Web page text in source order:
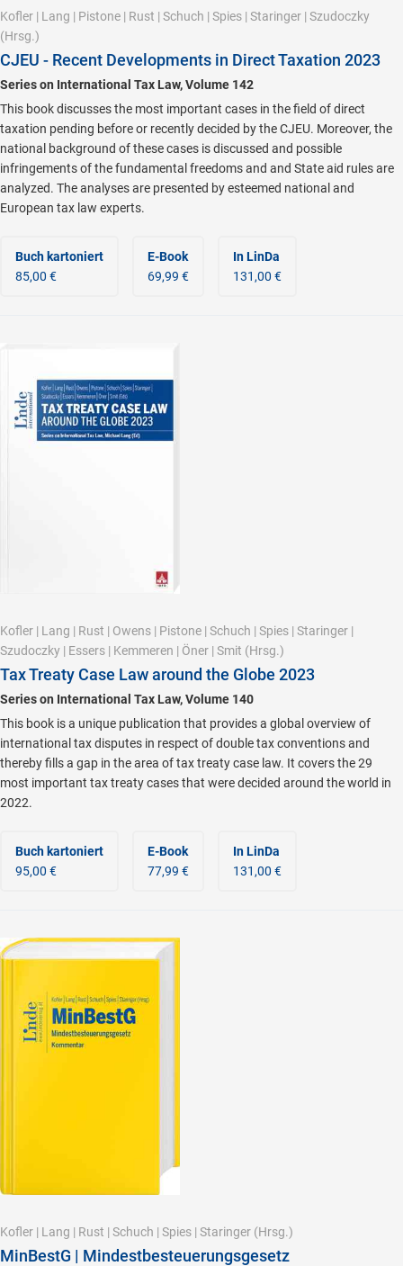
Kofler | Lang | Pistone | Rust | Schuch | Spies | Staringer | Szudoczky
(Hrsg.)
CJEU - Recent Developments in Direct Taxation 2023
Series on International Tax Law, Volume 142
This book discusses the most important cases in the field of direct
taxation pending before or recently decided by the CJEU. Moreover, the
national background of these cases is discussed and possible
infringements of the fundamental freedoms and and State aid rules are
analyzed. The analyses are presented by esteemed national and
European tax law experts.
Buch kartoniert
85,00 €
E-Book
69,99 €
In LinDa
131,00 €
Kofler | Lang | Rust | Owens | Pistone | Schuch | Spies | Staringer |
Szudoczky | Essers | Kemmeren | Öner | Smit (Hrsg.)
Tax Treaty Case Law around the Globe 2023
Series on International Tax Law, Volume 140
This book is a unique publication that provides a global overview of
international tax disputes in respect of double tax conventions and
thereby fills a gap in the area of tax treaty case law. It covers the 29
most important tax treaty cases that were decided around the world in
2022.
Buch kartoniert
95,00 €
E-Book
77,99 €
In LinDa
131,00 €
Kofler | Lang | Rust | Schuch | Spies | Staringer (Hrsg.)
MinBestG | Mindestbesteuerungsgesetz